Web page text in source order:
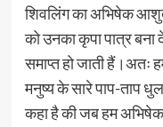
शिवलिंग का अभिषेक
को उनका कृपा पात्र
समाप्त हो जाती
मनुष्य के सारे पाप-ताप
कहा है की जब हम अभिषेक